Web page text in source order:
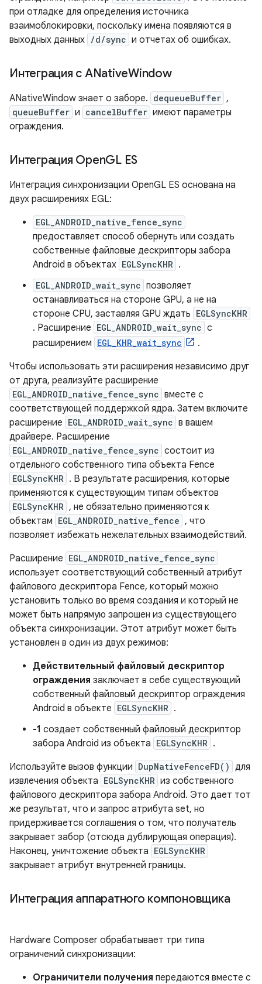
при отладке для определения источника
взаимоблокировки, поскольку имена появляются в
выходных данных /d/sync и отчетах об ошибках.
Интеграция с ANativeWindow
ANativeWindow знает о заборе. dequeueBuffer ,
queueBuffer и cancelBuffer имеют параметры
ограждения.
Интеграция OpenGL ES
Интеграция синхронизации OpenGL ES основана на
двух расширениях EGL:
EGL_ANDROID_native_fence_sync
предоставляет способ обернуть или создать
собственные файловые дескрипторы забора
Android в объектах EGLSyncKHR .
EGL_ANDROID_wait_sync позволяет
останавливаться на стороне GPU, а не на
стороне CPU, заставляя GPU ждать EGLSyncKHR
. Расширение EGL_ANDROID_wait_sync с
расширением EGL_KHR_wait_sync
.
Чтобы использовать эти расширения независимо друг
от друга, реализуйте расширение
EGL_ANDROID_native_fence_sync вместе с
соответствующей поддержкой ядра. Затем включите
расширение EGL_ANDROID_wait_sync в вашем
драйвере. Расширение
EGL_ANDROID_native_fence_sync состоит из
отдельного собственного типа объекта Fence
EGLSyncKHR . В результате расширения, которые
применяются к существующим типам объектов
EGLSyncKHR , не обязательно применяются к
объектам EGL_ANDROID_native_fence , что
позволяет избежать нежелательных взаимодействий.
Расширение EGL_ANDROID_native_fence_sync
использует соответствующий собственный атрибут
файлового дескриптора Fence, который можно
установить только во время создания и который не
может быть напрямую запрошен из существующего
объекта синхронизации. Этот атрибут может быть
установлен в один из двух режимов:
Действительный файловый дескриптор
ограждения заключает в себе существующий
собственный файловый дескриптор ограждения
Android в объекте EGLSyncKHR .
-1 создает собственный файловый дескриптор
забора Android из объекта EGLSyncKHR .
Используйте вызов функции DupNativeFenceFD() для
извлечения объекта EGLSyncKHR из собственного
файлового дескриптора забора Android. Это дает тот
же результат, что и запрос атрибута set, но
придерживается соглашения о том, что получатель
закрывает забор (отсюда дублирующая операция).
Наконец, уничтожение объекта EGLSyncKHR
закрывает атрибут внутренней границы.
Интеграция аппаратного компоновщика
Hardware Composer обрабатывает три типа
ограничений синхронизации:
Ограничители получения передаются вместе с